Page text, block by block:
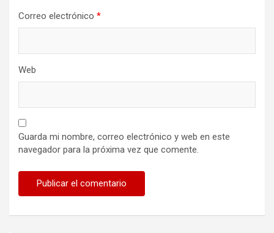
Correo electrónico *
Web
Guarda mi nombre, correo electrónico y web en este
navegador para la próxima vez que comente.